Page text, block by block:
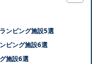
ンピング施設5選
ピング施設6選
施設6選